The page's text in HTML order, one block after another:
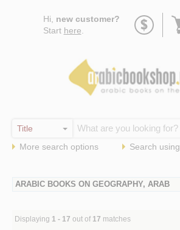
Hi, new customer?
Start here
More search options Search using
ARABIC BOOKS ON GEOGRAPHY, ARAB
Displaying 1 - 17 out of 17 matches